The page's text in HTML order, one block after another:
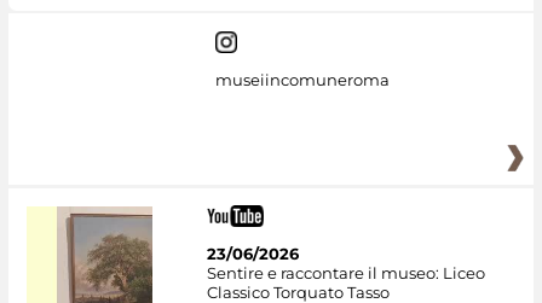
museiincomuneroma
23/06/2026
Sentire e raccontare il museo: Liceo
Classico Torquato Tasso